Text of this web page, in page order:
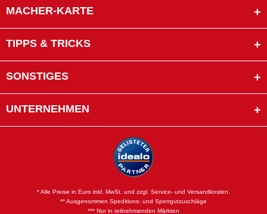
MACHER-KARTE
TIPPS & TRICKS
SONSTIGES
UNTERNEHMEN
* Alle Preise in Euro inkl. MwSt. und zzgl. Service- und Versandkosten.
** Ausgenommen Speditions- und Sperrgutzuschläge
*** Nur in teilnehmenden Märkten